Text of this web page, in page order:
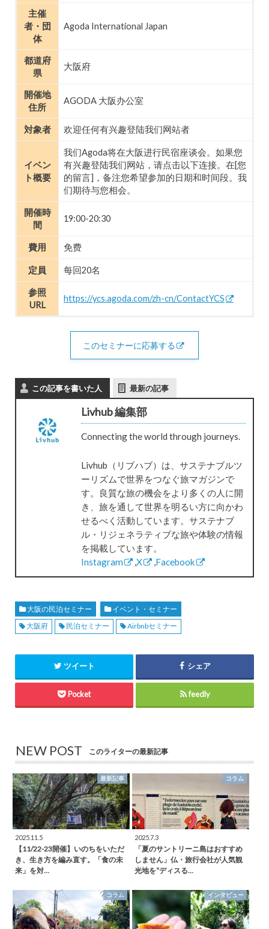
主催
者・団
体
Agoda International Japan
都道府
県
大阪府
開催地
住所
AGODA 大阪办公室
対象者 欢迎任何有兴趣登陆我们网站者
イベン
ト概要
我们Agoda将在大阪进行民宿座谈会。如果您
有兴趣登陆我们网站，请点击以下连接。在[您
的留言]，备注您希望参加的日期和时间段。我
们期待与您相会。
開催時
間
19:00-20:30
費用 免费
定員 每回20名
参照
URL
https://ycs.agoda.com/zh-cn/ContactYCS
このセミナーに応募する
この記事を書いた人 最新の記事
Livhub 編集部
Connecting the world through journeys.
Livhub（リブハブ）は、サステナブルツ
ーリズムで世界をつなぐ旅マガジンで
す。良質な旅の機会をより多くの人に開
き、旅を通して世界を明るい方に向かわ
せるべく活動しています。サステナブ
ル・リジェネラティブな旅や体験の情報
を掲載しています。
Instagram
X Facebook
大阪の民泊セミナー
イベント・セミナー
大阪府
民泊セミナー Airbnbセミナー
ツイート シェア
Pocket feedly
NEW POST このライターの最新記事
最新記事
2025.11.5
【11/22-23開催】いのちをいただ
き、生き方を編み直す。「食の未
来」を対…
コラム
2025.7.3
「夏のサントリーニ島はおすすめ
しません」仏・旅行会社が人気観
光地を“ディスる…
コラム インタビュー